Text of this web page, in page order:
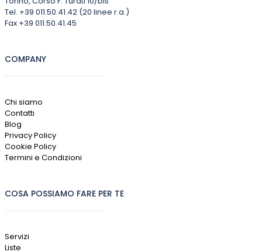
Tel. +39 011.50.41.42 (20 linee r.a.)
Fax +39 011.50.41.45
COMPANY
Chi siamo
Contatti
Blog
Privacy Policy
Cookie Policy
Termini e Condizioni
COSA POSSIAMO FARE PER TE
Servizi
Liste